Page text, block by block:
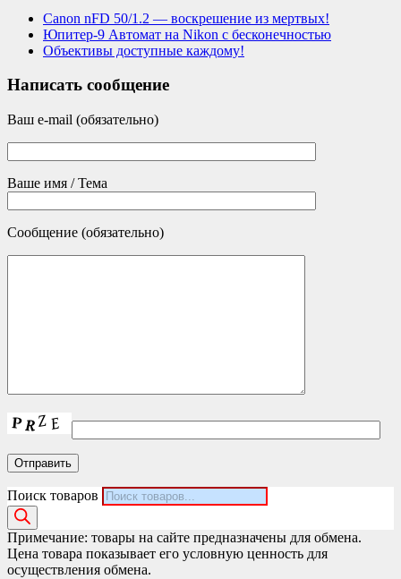
Canon nFD 50/1.2 — воскрешение из мертвых!
Юпитер-9 Автомат на Nikon с бесконечностью
Объективы доступные каждому!
Написать сообщение
Ваш e-mail (обязательно)
Ваше имя / Тема
Сообщение (обязательно)
Поиск товаров
Примечание: товары на сайте предназначены для обмена.
Цена товара показывает его условную ценность для
осуществления обмена.